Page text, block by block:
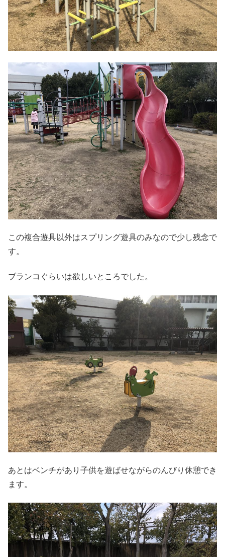
この複合遊具以外はスプリング遊具のみなので少し残念で
す。
ブランコぐらいは欲しいところでした。
あとはベンチがあり子供を遊ばせながらのんびり休憩でき
ます。